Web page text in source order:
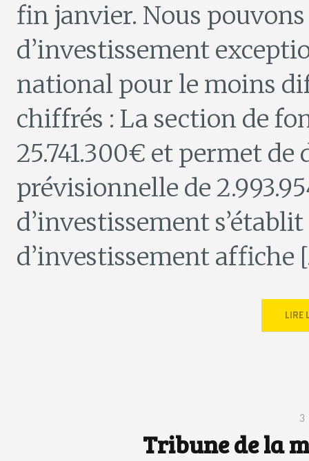
fin janvier. Nous
d’investissement
national pour le moins
chiffrés : La section de
25.741.300€ et permet
prévisionnelle de
d’investissement
d’investissement affiche
LIRE
3
Tribune de la